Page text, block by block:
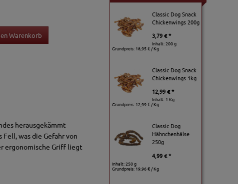
Warenkorb
herausgekämmt
was die Gefahr von
ergonomische Griff liegt
Classic Dog Snack
Chickenwings 200g
3,79 € *
Inhalt: 200 g
Grundpreis: 18,95 € / Kg
Classic Dog Snack
Chickenwings 1kg
12,99 € *
Inhalt: 1 Kg
Grundpreis: 12,99 € / Kg
Classic Dog
Hähnchenhälse
250g
4,99 € *
Inhalt: 250 g
Grundpreis:19,96 € / Kg